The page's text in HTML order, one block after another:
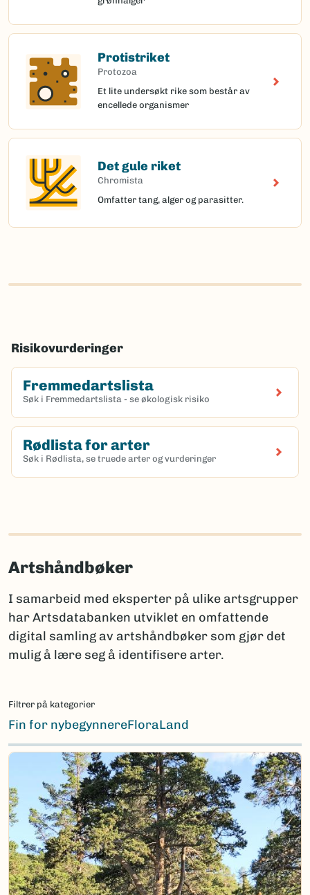
Protistriket
Protozoa
Et lite undersøkt rike som består av
encellede organismer
Det gule riket
Chromista
Omfatter tang, alger og parasitter.
Risikovurderinger
Fremmedartslista
Søk i Fremmedartslista - se økologisk risiko
Rødlista for arter
Søk i Rødlista, se truede arter og vurderinger
Artshåndbøker
I samarbeid med eksperter på ulike artsgrupper
har Artsdatabanken utviklet en omfattende
digital samling av artshåndbøker som gjør det
mulig å lære seg å identifisere arter.
Filtrer på kategorier
Fin for nybegynnereFloraLand